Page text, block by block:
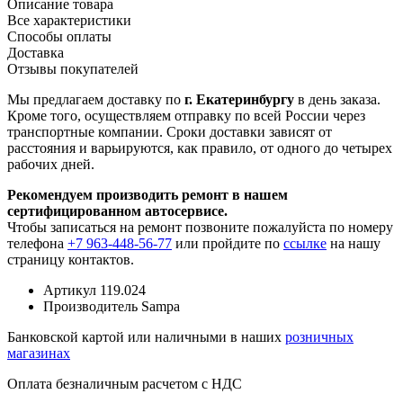
Описание товара
Все характеристики
Способы оплаты
Доставка
Отзывы покупателей
Мы предлагаем доставку по г. Екатеринбургу в день заказа.
Кроме того, осуществляем отправку по всей России через
транспортные компании. Сроки доставки зависят от
расстояния и варьируются, как правило, от одного до четырех
рабочих дней.
Рекомендуем производить ремонт в нашем
сертифицированном автосервисе.
Чтобы записаться на ремонт позвоните пожалуйста по номеру
телефона +7 963-448-56-77 или пройдите по ссылке на нашу
страницу контактов.
Артикул 119.024
Производитель Sampa
Банковской картой или наличными в наших розничных
магазинах
Оплата безналичным расчетом с НДС